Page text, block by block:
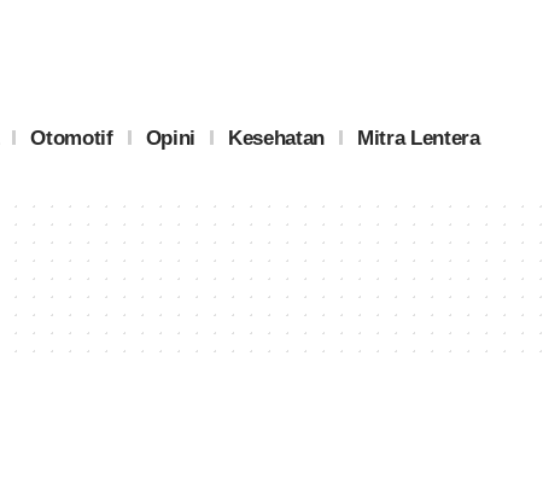
Otomotif Opini Kesehatan Mitra Lentera